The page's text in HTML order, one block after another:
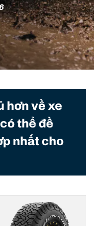
hơn về xe
thể đề
nhất cho